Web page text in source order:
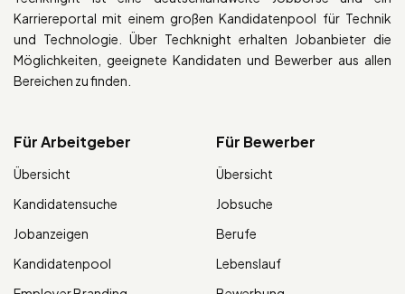
Karriereportal mit einem großen Kandidatenpool für Technik
und Technologie. Über Techknight erhalten Jobanbieter die
Möglichkeiten, geeignete Kandidaten und Bewerber aus allen
Bereichen zu finden.
Für Arbeitgeber
Übersicht
Kandidatensuche
Jobanzeigen
Kandidatenpool
Für Bewerber
Übersicht
Jobsuche
Berufe
Lebenslauf